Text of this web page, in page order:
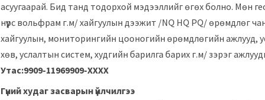
асуугаарай. Бид танд тодорхой мэдээллийг өгөх болно. Мөн
нүүрс вольфрам г.м/ хайгуулын дээжит /NQ HQ PQ/ өрөмдлөг
хайгуулын, мониторингийн цооногийн өрөмдлөгийн ажлууд,
хөв, услалтын систем, худгийн барилга барих г.м/ зэрэг
Утас:9909-11969909-ХХХХ
Гүний худаг засварын үйлчилгээ